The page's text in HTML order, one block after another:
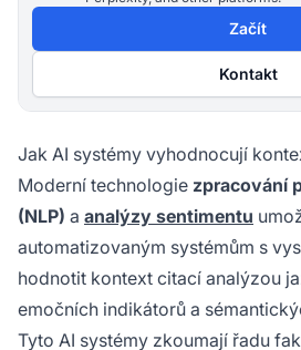
Začít
Kontakt
Jak AI systémy vyhodnocují
Moderní technologie zpracování
(NLP) a analýzy sentimentu
automatizovaným systémům s
hodnotit kontext citací analýzou
emočních indikátorů a
Tyto AI systémy zkoumají řadu